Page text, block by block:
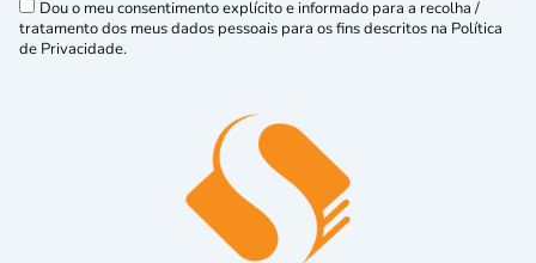
Dou o meu consentimento explícito e informado para a recolha /
tratamento dos meus dados pessoais para os fins descritos na Política
de Privacidade.